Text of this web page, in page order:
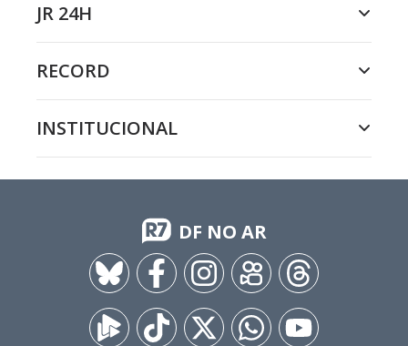
JR 24H
RECORD
INSTITUCIONAL
DF NO AR